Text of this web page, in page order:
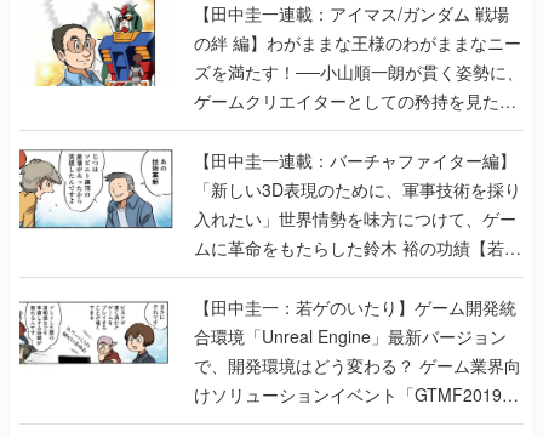
【田中圭一連載：アイマス/ガンダム 戦場
の絆 編】わがままな王様のわがままなニー
ズを満たす！──小山順一朗が貫く姿勢に、
ゲームクリエイターとしての矜持を見た
【若ゲのいたり最終回】
【田中圭一連載：バーチャファイター編】
「新しい3D表現のために、軍事技術を採り
入れたい」世界情勢を味方につけて、ゲー
ムに革命をもたらした鈴木 裕の功績【若ゲ
のいたり】
【田中圭一：若ゲのいたり】ゲーム開発統
合環境「Unreal Engine」最新バージョン
で、開発環境はどう変わる？ ゲーム業界向
けソリューションイベント「GTMF2019」
に行って、より理解を深めよう【PR】